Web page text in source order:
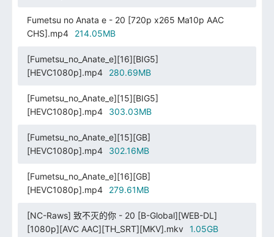
Fumetsu no Anata e - 20 [720p x265 Ma10p AAC
CHS].mp4
214.05MB
[Fumetsu_no_Anate_e][16][BIG5]
[HEVC1080p].mp4
280.69MB
[Fumetsu_no_Anate_e][15][BIG5]
[HEVC1080p].mp4
303.03MB
[Fumetsu_no_Anate_e][15][GB]
[HEVC1080p].mp4
302.16MB
[Fumetsu_no_Anate_e][16][GB]
[HEVC1080p].mp4
279.61MB
[NC-Raws] 致不灭的你 - 20 [B-Global][WEB-DL]
[1080p][AVC AAC][TH_SRT][MKV].mkv
1.05GB